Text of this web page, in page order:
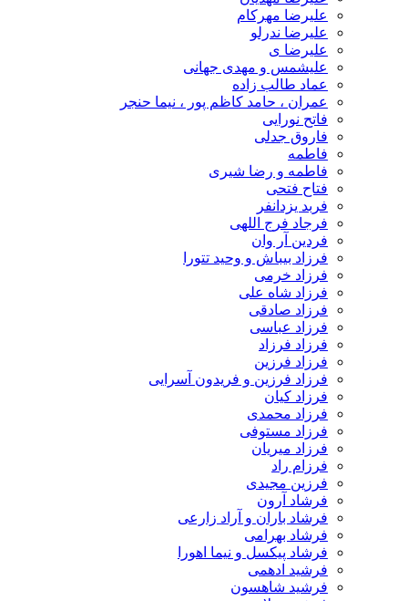
علیرضا مهرکام
علیرضا ندرلو
علیرضا ی
علیشمس و مهدی جهانی
عماد طالب زاده
عمران ، حامد کاظم پور ، نیما حنجر
فاتح نورایی
فاروق جدلی
فاطمه
فاطمه و رضا شیری
فتاح فتحی
فربد یزدانفر
فرجاد فرج اللهی
فردین آر وان
فرزاد بیباش و وحید تتورا
فرزاد خرمی
فرزاد شاه علی
فرزاد صادقی
فرزاد عباسی
فرزاد فرزاد
فرزاد فرزین
فرزاد فرزین و فریدون آسرایی
فرزاد کیان
فرزاد محمدی
فرزاد مستوفی
فرزاد میریان
فرزام راد
فرزین مجیدی
فرشاد آرون
فرشاد باران و آراد زارعی
فرشاد بهرامی
فرشاد پیکسل و نیما اهورا
فرشید ادهمی
فرشید شاهسون